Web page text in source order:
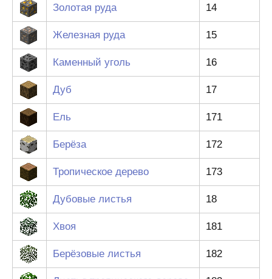
Золотая руда 14
Железная руда 15
Каменный уголь 16
Дуб 17
Ель 171
Берёза 172
Тропическое дерево 173
Дубовые листья 18
Хвоя 181
Берёзовые листья 182